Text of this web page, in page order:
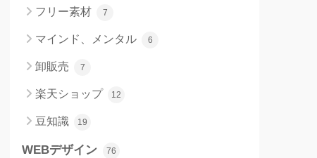
フリー素材 7
マインド、メンタル 6
卸販売 7
楽天ショップ 12
豆知識 19
WEBデザイン 76